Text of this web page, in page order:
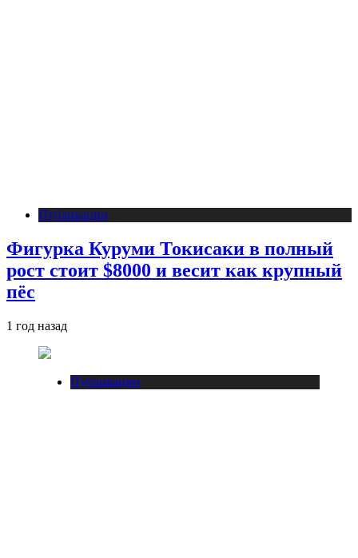
Публикации
Фигурка Куруми Токисаки в полный
рост стоит $8000 и весит как крупный
пёс
1 год назад
Публикации